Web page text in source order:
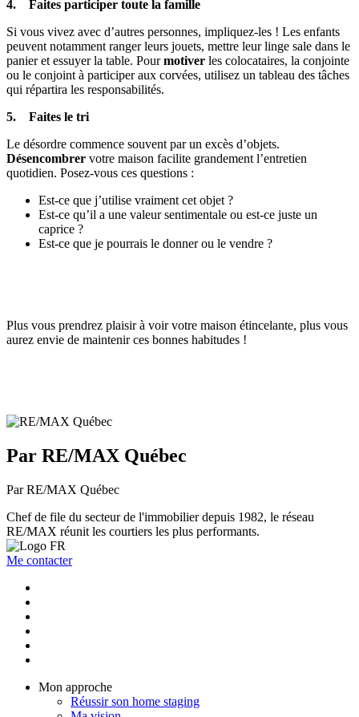
4. Faites participer toute la famille
Si vous vivez avec d’autres personnes, impliquez-les ! Les enfants
peuvent notamment ranger leurs jouets, mettre leur linge sale dans le
panier et essuyer la table. Pourmotiver les colocataires, la conjointe
ou le conjoint à participer aux corvées, utilisez un tableau des tâches
qui répartira les responsabilités.
5. Faites le tri
Le désordre commence souvent par un excès d’objets.
Désencombrer votre maison facilite grandement l’entretien
quotidien. Posez-vous ces questions :
Est-ce que j’utilise vraiment cet objet ?
Est-ce qu’il a une valeur sentimentale ou est-ce juste un
caprice ?
Est-ce que je pourrais le donner ou le vendre ?
Plus vous prendrez plaisir à voir votre maison étincelante, plus vous
aurez envie de maintenir ces bonnes habitudes !
Par RE/MAX Québec
Par RE/MAX Québec
Chef de file du secteur de l'immobilier depuis 1982, le réseau
RE/MAX réunit les courtiers les plus performants.
Me contacter
Mon approche
Réussir son home staging